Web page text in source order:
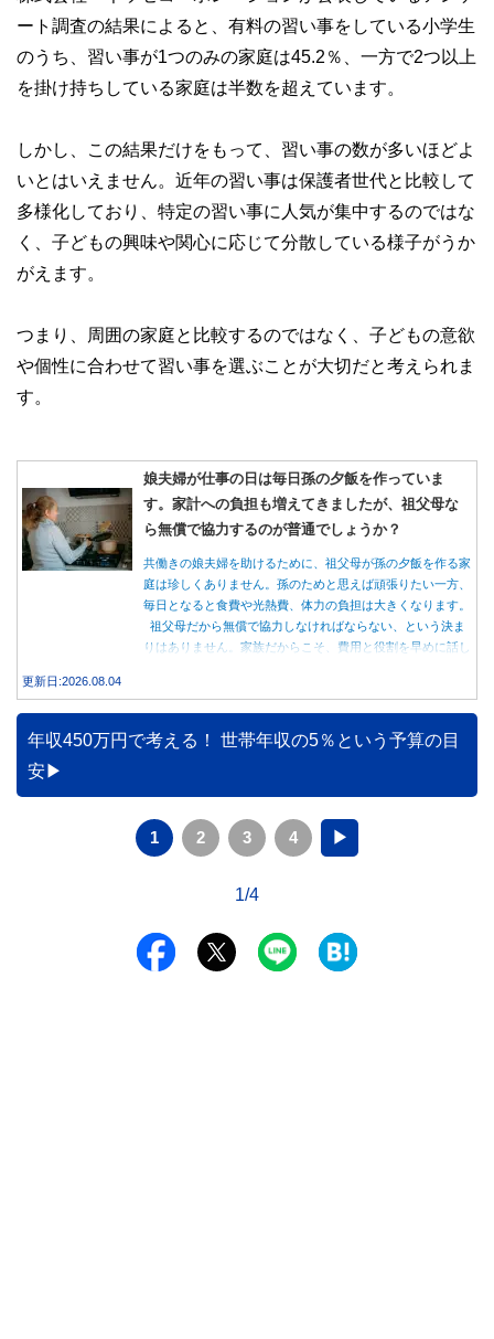
ート調査の結果によると、有料の習い事をしている小学生
のうち、習い事が1つのみの家庭は45.2％、一方で2つ以上
を掛け持ちしている家庭は半数を超えています。
しかし、この結果だけをもって、習い事の数が多いほどよ
いとはいえません。近年の習い事は保護者世代と比較して
多様化しており、特定の習い事に人気が集中するのではな
く、子どもの興味や関心に応じて分散している様子がうか
がえます。
つまり、周囲の家庭と比較するのではなく、子どもの意欲
や個性に合わせて習い事を選ぶことが大切だと考えられま
す。
娘夫婦が仕事の日は毎日孫の夕飯を作っていま
す。家計への負担も増えてきましたが、祖父母な
ら無償で協力するのが普通でしょうか？
共働きの娘夫婦を助けるために、祖父母が孫の夕飯を作る家
庭は珍しくありません。孫のためと思えば頑張りたい一方、
毎日となると食費や光熱費、体力の負担は大きくなります。
祖父母だから無償で協力しなければならない、という決ま
りはありません。家族だからこそ、費用と役割を早めに話し
更新日:2026.08.04
年収450万円で考える！ 世帯年収の5％という予算の目
安
1 2 3 4 ▶
1/4